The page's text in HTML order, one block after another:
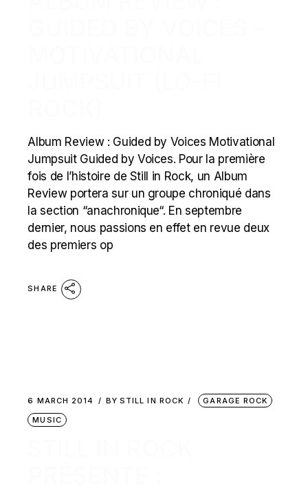
Album Review : Guided by Voices Motivational
Jumpsuit Guided by Voices. Pour la première
fois de l’histoire de Still in Rock, un Album
Review portera sur un groupe chroniqué dans
la section “anachronique“. En septembre
dernier, nous passions en effet en revue deux
des premiers op
SHARE
6 MARCH 2014 BY STILL IN ROCK
GARAGE ROCK
MUSIC